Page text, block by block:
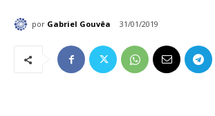
por Gabriel Gouvêa 31/01/2019